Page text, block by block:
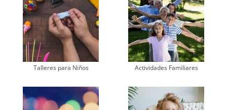
Talleres para Niños Actividades Familiares